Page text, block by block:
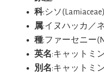
科:シソ(Lamiaceae)
属:イヌハッカ／
種:ファーセニー
英名:キャットミ
別名:キャットミ